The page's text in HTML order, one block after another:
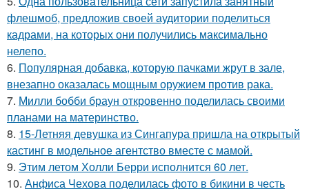
флешмоб, предложив своей аудитории поделиться
кадрами, на которых они получились максимально
нелепо.
6. Популярная добавка, которую пачками жрут в зале,
внезапно оказалась мощным оружием против рака.
7. Милли бобби браун откровенно поделилась своими
планами на материнство.
8. 15-Летняя девушка из Сингапура пришла на открытый
кастинг в модельное агентство вместе с мамой.
9. Этим летом Холли Берри исполнится 60 лет.
10. Анфиса Чехова поделилась фото в бикини в честь